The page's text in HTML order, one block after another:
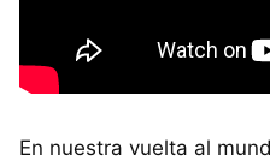
En nuestra vuelta al